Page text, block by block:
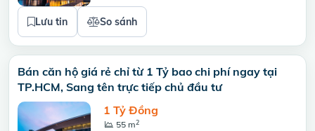
Lưu tin So sánh
Bán căn hộ giá rẻ chỉ từ 1 Tỷ bao chi phí ngay tại
TP.HCM, Sang tên trực tiếp chủ đầu tư
1 Tỷ Đồng
55 m2